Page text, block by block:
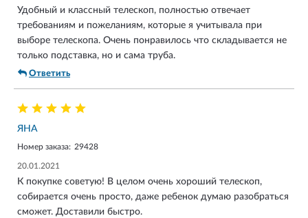
Удобный и классный телескоп, полностью отвечает
требованиям и пожеланиям, которые я учитывала при
выборе телескопа. Очень понравилось что складывается не
только подставка, но и сама труба.
Ответить
ЯНА
Номер заказа: 29428
20.01.2021
К покупке советую! В целом очень хороший телескоп,
собирается очень просто, даже ребенок думаю разобраться
сможет. Доставили быстро.